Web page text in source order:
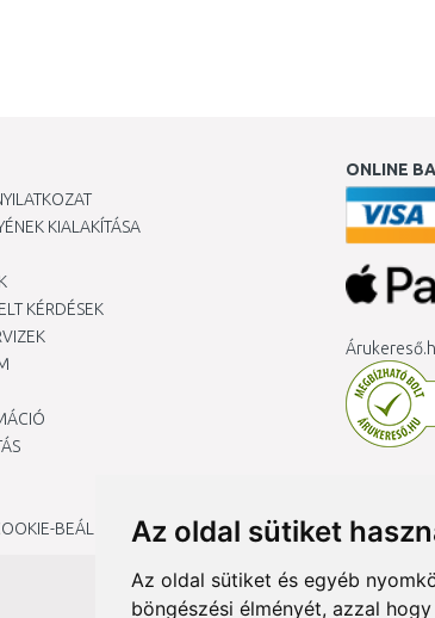
Az oldal sütiket
Az oldal sütiket és egyéb
böngészési élményét, azzal
KIALAKÍTÁSA
KÉRDÉSEK
BEÁLLÍTÁSAIMAT
ONLINE